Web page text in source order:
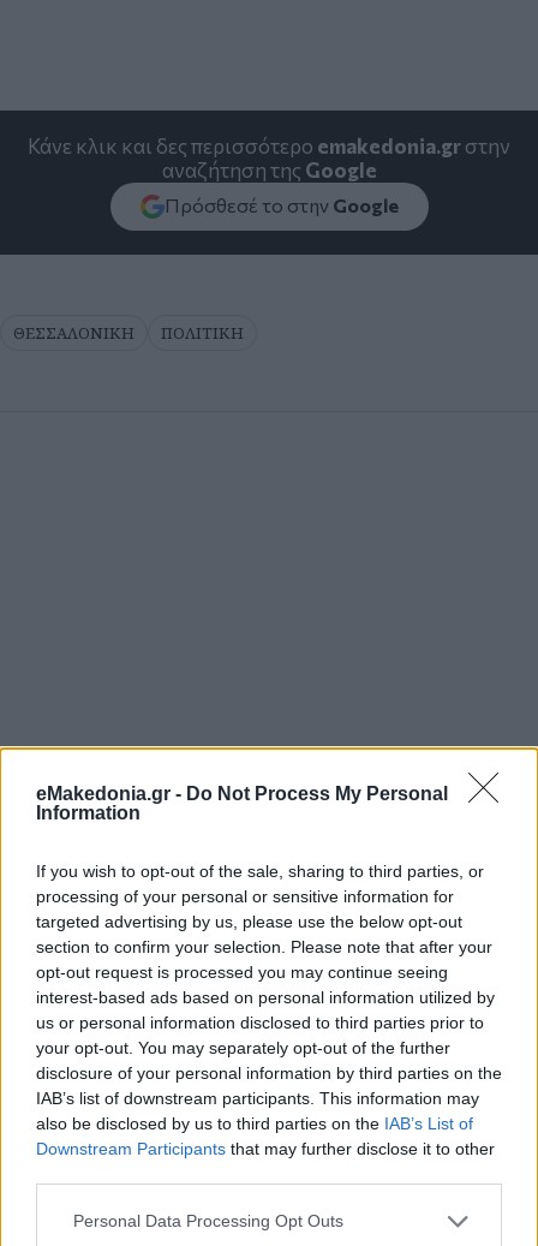
eMakedonia.gr - Do Not Process My Personal
Information
If you wish to opt-out of the sale, sharing to third parties, or
processing of your personal or sensitive information for
targeted advertising by us, please use the below opt-out
section to confirm your selection. Please note that after your
opt-out request is processed you may continue seeing
interest-based ads based on personal information utilized by
us or personal information disclosed to third parties prior to
your opt-out. You may separately opt-out of the further
disclosure of your personal information by third parties on the
IAB’s list of downstream participants. This information may
also be disclosed by us to third parties on the IAB’s List of
Downstream Participants that may further disclose it to other
Please note that this website/app uses one or more Google
Personal Data Processing Opt Outs
Κάνε κλικ και δες περισσότερο emakedonia.grστην
αναζήτηση της Google
Πρόσθεσέ το στην Google
ΘΕΣΣΑΛΟΝΙΚΗ ΠΟΛΙΤΙΚΗ